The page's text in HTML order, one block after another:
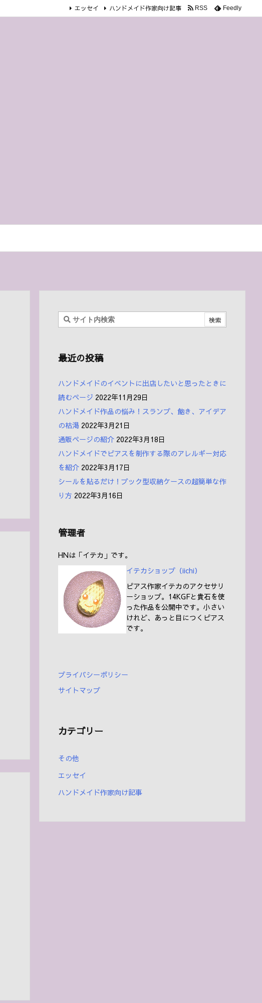
エッセイ ハンドメイド作家向け記事 RSS Feedly
最近の投稿
ハンドメイドのイベントに出店したいと思ったときに
読むページ 2022年11月29日
ハンドメイド作品の悩み！スランプ、飽き、アイデア
の枯渇 2022年3月21日
通販ページの紹介 2022年3月18日
ハンドメイドでピアスを制作する際のアレルギー対応
を紹介 2022年3月17日
シールを貼るだけ！ブック型収納ケースの超簡単な作
り方 2022年3月16日
管理者
HNは「イテカ」です。
イテカショップ（iichi）
ピアス作家イテカのアクセサリ
ーショップ。14KGFと貴石を使
った作品を公開中です。小さい
けれど、あっと目につくピアス
です。
プライバシーポリシー
サイトマップ
カテゴリー
その他
エッセイ
ハンドメイド作家向け記事